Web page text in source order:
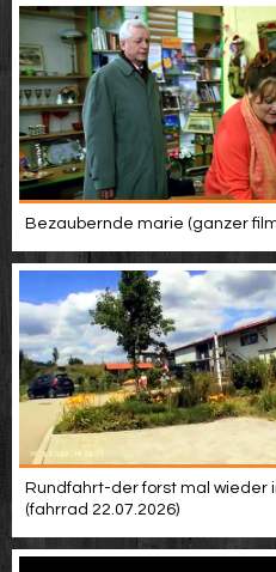
Bezaubernde marie (ganzer
Rundfahrt-der forst mal wieder
(fahrrad 22.07.2026)